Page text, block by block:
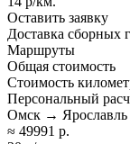
Оставить заявку
Доставка сборных
Маршруты
Общая стоимость
Стоимость
Персональный
Омск → Ярославль
≈ 49991 р.